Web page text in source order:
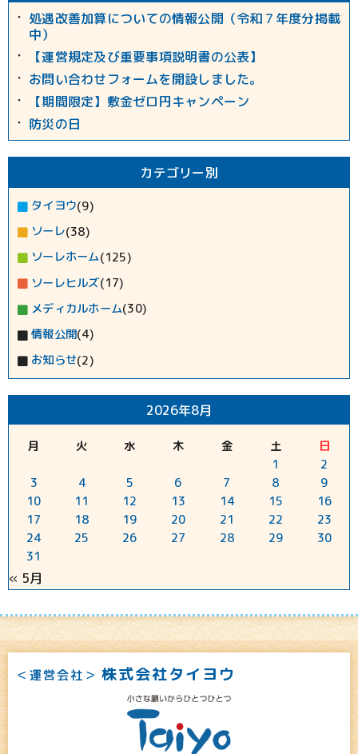
処遇改善加算についての情報公開（令和７年度分掲載
中）
【運営規定及び重要事項説明書の公表】
お問い合わせフォームを開設しました。
【期間限定】敷金ゼロ円キャンペーン
防災の日
カテゴリー別
タイヨウ(9)
ソーレ(38)
ソーレホーム(125)
ソーレヒルズ(17)
メディカルホーム(30)
情報公開(4)
お知らせ(2)
2026年8月
月 火 水 木 金 土
日
1
2
3
4 5 6 7 8
9
10
11 12 13 14 15
16
17
18 19 20 21 22
23
24
25 26 27 28 29
30
31
« 5月
＜運営会社＞株式会社タイヨウ